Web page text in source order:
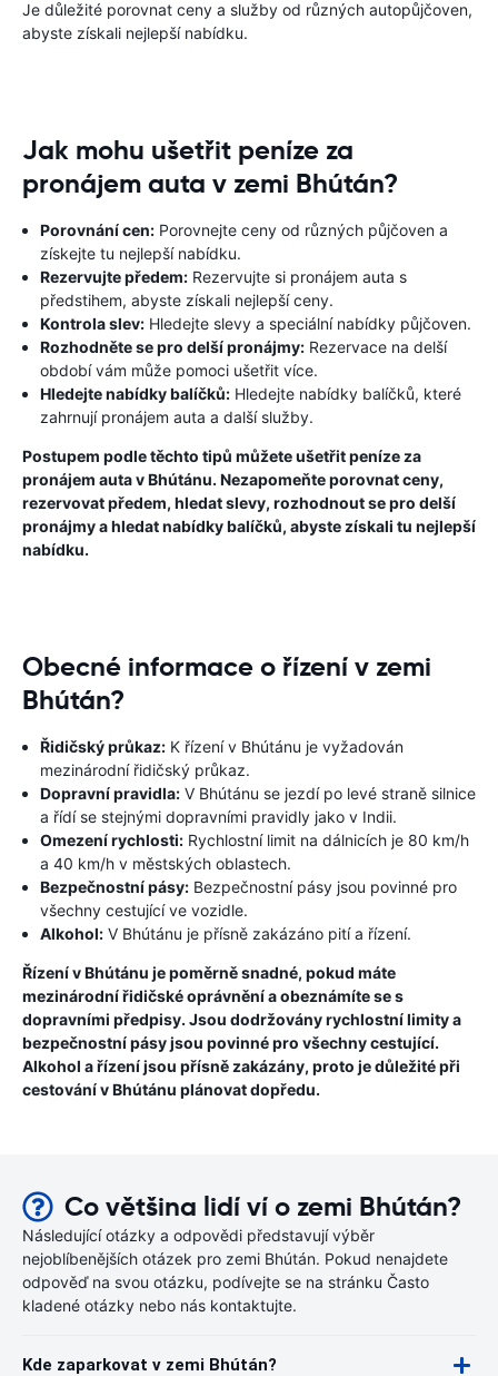
Je důležité porovnat ceny a služby od různých autopůjčoven,
abyste získali nejlepší nabídku.
Jak mohu ušetřit peníze za
pronájem auta v zemi Bhútán?
Porovnání cen: Porovnejte ceny od různých půjčoven a
získejte tu nejlepší nabídku.
Rezervujte předem: Rezervujte si pronájem auta s
předstihem, abyste získali nejlepší ceny.
Kontrola slev: Hledejte slevy a speciální nabídky půjčoven.
Rozhodněte se pro delší pronájmy: Rezervace na delší
období vám může pomoci ušetřit více.
Hledejte nabídky balíčků: Hledejte nabídky balíčků, které
zahrnují pronájem auta a další služby.
Postupem podle těchto tipů můžete ušetřit peníze za
pronájem auta v Bhútánu. Nezapomeňte porovnat ceny,
rezervovat předem, hledat slevy, rozhodnout se pro delší
pronájmy a hledat nabídky balíčků, abyste získali tu nejlepší
nabídku.
Obecné informace o řízení v zemi
Bhútán?
Řidičský průkaz: K řízení v Bhútánu je vyžadován
mezinárodní řidičský průkaz.
Dopravní pravidla: V Bhútánu se jezdí po levé straně silnice
a řídí se stejnými dopravními pravidly jako v Indii.
Omezení rychlosti: Rychlostní limit na dálnicích je 80 km/h
a 40 km/h v městských oblastech.
Bezpečnostní pásy: Bezpečnostní pásy jsou povinné pro
všechny cestující ve vozidle.
Alkohol: V Bhútánu je přísně zakázáno pití a řízení.
Řízení v Bhútánu je poměrně snadné, pokud máte
mezinárodní řidičské oprávnění a obeznámíte se s
dopravními předpisy. Jsou dodržovány rychlostní limity a
bezpečnostní pásy jsou povinné pro všechny cestující.
Alkohol a řízení jsou přísně zakázány, proto je důležité při
cestování v Bhútánu plánovat dopředu.
Co většina lidí ví o zemi Bhútán?
Následující otázky a odpovědi představují výběr
nejoblíbenějších otázek pro zemi Bhútán. Pokud nenajdete
odpověď na svou otázku, podívejte se na stránku Často
kladené otázky nebo nás kontaktujte.
Kde zaparkovat v zemi Bhútán?